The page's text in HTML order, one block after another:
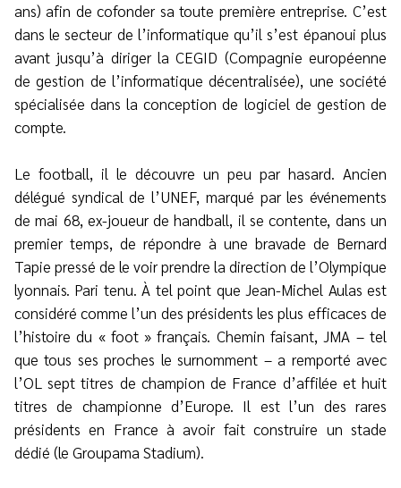
ans) afin de cofonder sa toute première entreprise. C’est
dans le secteur de l’informatique qu’il s’est épanoui plus
avant jusqu’à diriger la CEGID (Compagnie européenne
de gestion de l’informatique décentralisée), une société
spécialisée dans la conception de logiciel de gestion de
compte.
Le football, il le découvre un peu par hasard. Ancien
délégué syndical de l’UNEF, marqué par les événements
de mai 68, ex-joueur de handball, il se contente, dans un
premier temps, de répondre à une bravade de Bernard
Tapie pressé de le voir prendre la direction de l’Olympique
lyonnais. Pari tenu. À tel point que Jean-Michel Aulas est
considéré comme l’un des présidents les plus efficaces de
l’histoire du « foot » français. Chemin faisant, JMA – tel
que tous ses proches le surnomment – a remporté avec
l’OL sept titres de champion de France d’affilée et huit
titres de championne d’Europe. Il est l’un des rares
présidents en France à avoir fait construire un stade
dédié (le Groupama Stadium).